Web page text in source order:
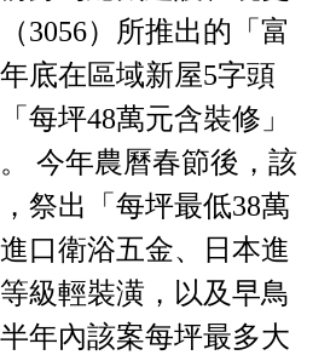
3056）所推出的「富
底在區域新屋5字頭
每坪48萬元含裝修」
。今年農曆春節後，該
祭出「每坪最低38萬
口衛浴五金、日本進
級輕裝潢，以及早鳥
年內該案每坪最多大